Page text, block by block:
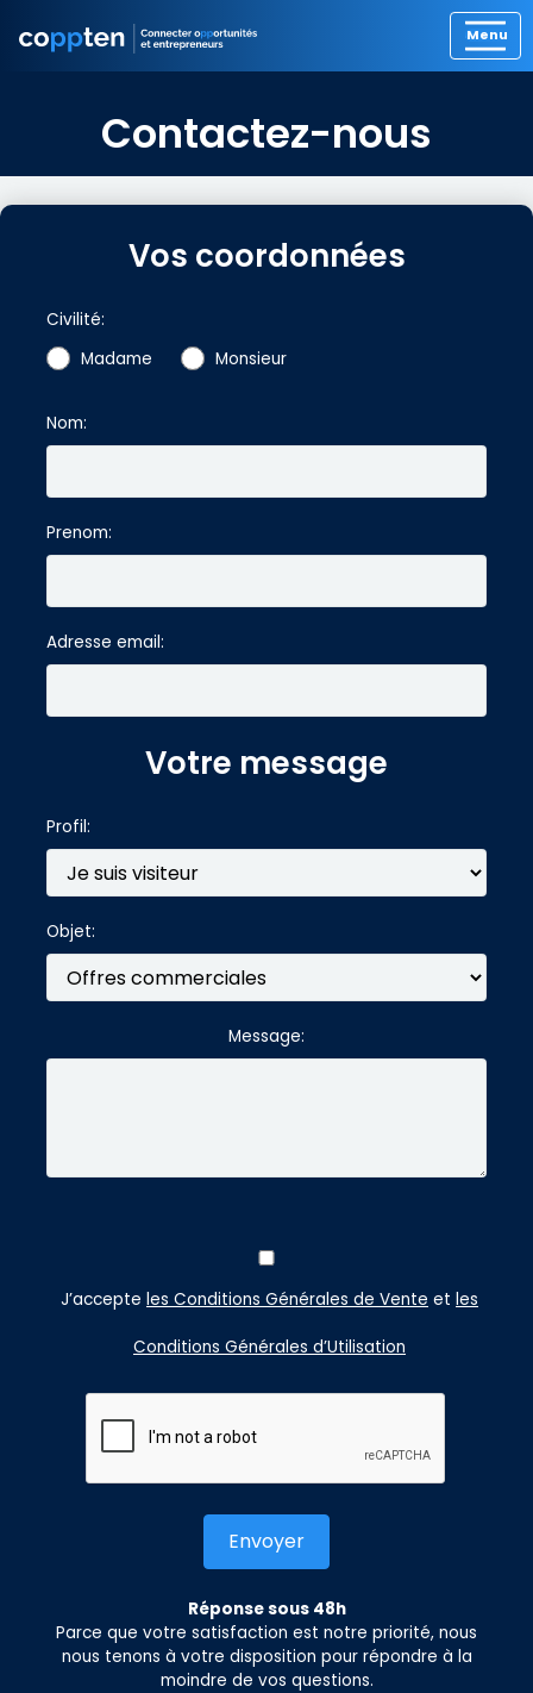
Contactez-nous
Vos coordonnées
Civilité:
Madame
Monsieur
Nom:
Prenom:
Adresse email:
Votre message
Profil:
Objet:
Message:
J’accepte les Conditions Générales de Vente et les
Conditions Générales d’Utilisation
Réponse sous 48h
Parce que votre satisfaction est notre priorité, nous
nous tenons à votre disposition pour répondre à la
moindre de vos questions.